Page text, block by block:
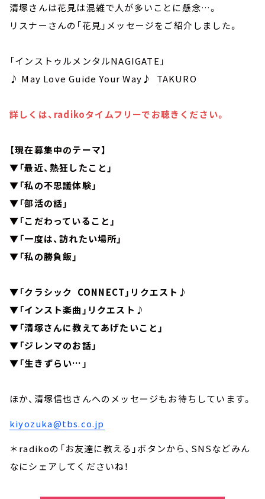
清塚さんは花見は混雑で人が多いことに懸念…。
リスナーさんの「花見」メッセージをご紹介しました。
「インストゥルメンタルNAGIGATE」
♪ May Love Guide Your Way♪ TAKURO
詳しくは、radikoタイムフリーでお聴きください。
【現在募集中のテーマ】
▼「最近、熱狂したこと」
▼「私の不思議体験」
▼「部活の話」
▼「こだわっていること」
▼「一度は、訪れたい場所」
▼「私の勝負飯」
▼「クラシック CONNECT」リクエスト♪
▼「インスト楽曲」リクエスト♪
▼「清塚さんに教えてあげたいこと」
▼「ジレンマのお話」
▼「生きずらい…」
ほか、清塚信也さんへのメッセージもお待ちしています。
kiyozuka@tbs.co.jp
＊radikoの「お友達に教える」ボタンから、SNSなどみん
なにシェアしてくださいね！